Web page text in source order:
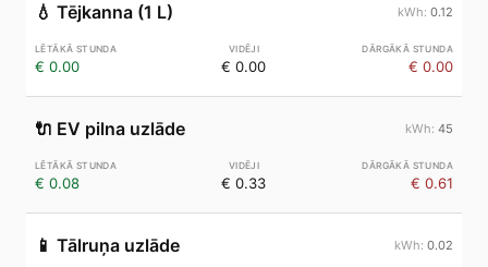
💧 Tējkanna (1 L) 0.12
€ 0.00 € 0.00 € 0.00
🔌 EV pilna uzlāde 45
€ 0.08 € 0.33 € 0.61
📱 Tālruņa uzlāde 0.02